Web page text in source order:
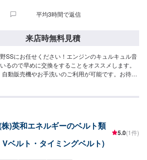
平均3時間で返信
来店時無料見積
SSにお任せください！エンジンのキュルキュル音
るので早めに交換をすることをオススメします。
動販売機やお手洗いのご利用が可能です。お待ち
)英和エネルギーのベルト類
ベルト・タイミングベルト)
5.0(1件)